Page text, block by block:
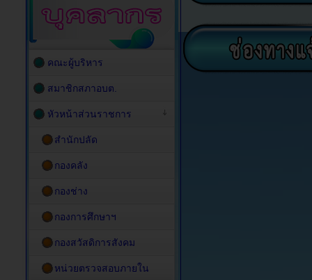
คณะผู้บริหาร
สมาชิกสภาอบต.
หัวหน้าส่วนราชการ
สำนักปลัด
กองคลัง
กองช่าง
กองการศึกษาฯ
กองสวัสดิการสังคม
หน่วยตรวจสอบภายใน